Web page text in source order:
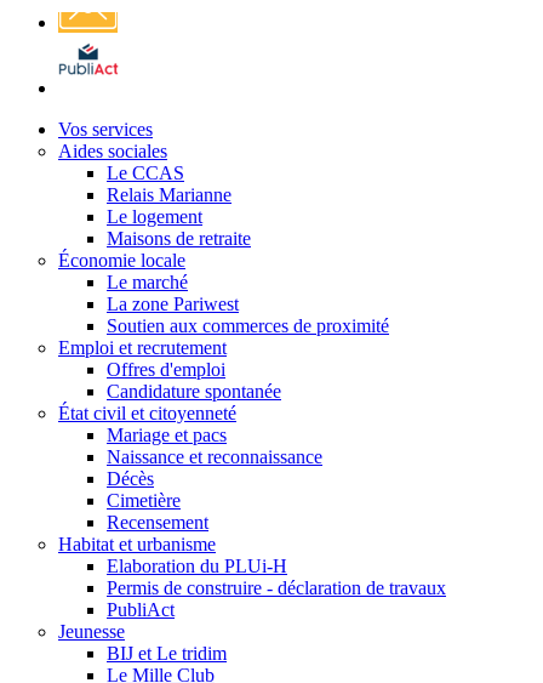
Affichage
légal
Vos services
Aides sociales
Le CCAS
Relais Marianne
Le logement
Maisons de retraite
Économie locale
Le marché
La zone Pariwest
Soutien aux commerces de proximité
Emploi et recrutement
Offres d'emploi
Candidature spontanée
État civil et citoyenneté
Mariage et pacs
Naissance et reconnaissance
Décès
Cimetière
Recensement
Habitat et urbanisme
Elaboration du PLUi-H
Permis de construire - déclaration de travaux
PubliAct
Jeunesse
BIJ et Le tridim
Le Mille Club